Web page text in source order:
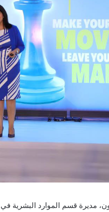
مديرة قسم الموارد البشرية في